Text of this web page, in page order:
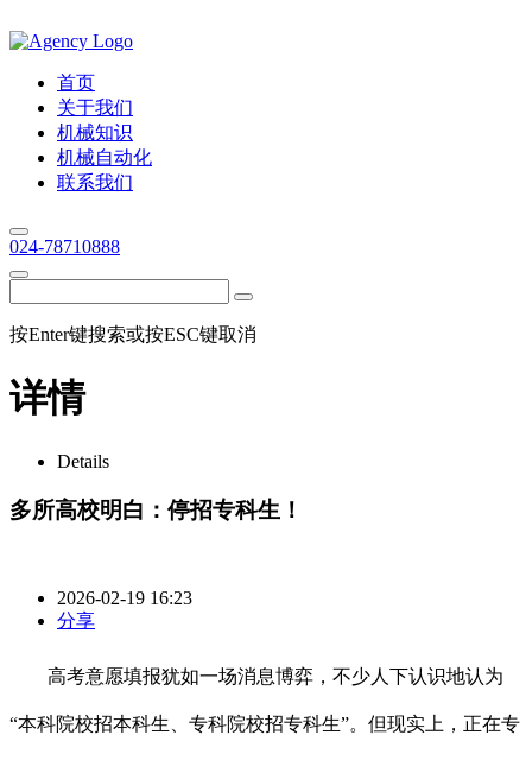
首页
关于我们
机械知识
机械自动化
联系我们
024-78710888
按Enter键搜索或按ESC键取消
详情
Details
多所高校明白：停招专科生！
2026-02-19 16:23
分享
高考意愿填报犹如一场消息博弈，不少人下认识地认为
“本科院校招本科生、专科院校招专科生”。但现实上，正在专